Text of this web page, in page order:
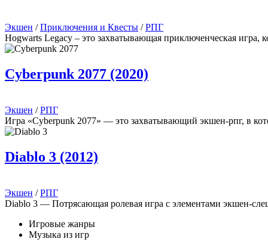
Экшен /Приключения и Квесты /РПГ
Hogwarts Legacy – это захватывающая приключенческая игра,
Cyberpunk 2077 (2020)
Экшен /РПГ
Игра «Cyberpunk 2077» — это захватывающий экшен-рпг, в
Diablo 3 (2012)
Экшен /РПГ
Diablo 3 — Потрясающая ролевая игра с элементами экшен-
Игровые жанры
Музыка из игр